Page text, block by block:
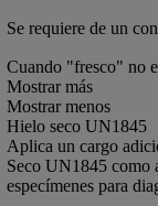
Se requiere de un
Cuando "fresco" no
Mostrar más
Mostrar menos
Hielo seco UN1845
Aplica un cargo
Seco UN1845 como
especímenes para